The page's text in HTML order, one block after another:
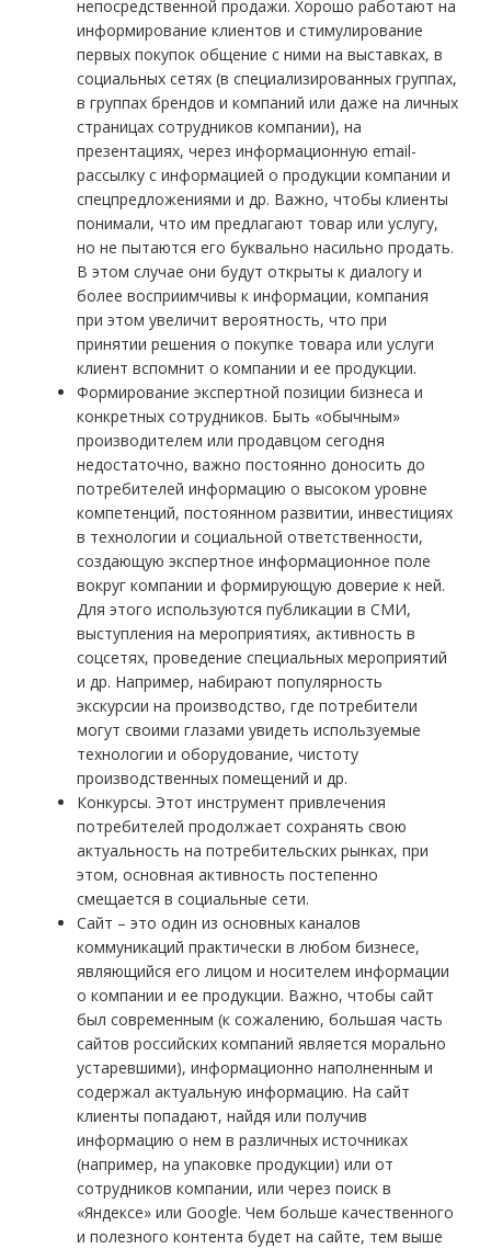
непосредственной продажи. Хорошо работают на
информирование клиентов и стимулирование
первых покупок общение с ними на выставках, в
социальных сетях (в специализированных группах,
в группах брендов и компаний или даже на личных
страницах сотрудников компании), на
презентациях, через информационную email-
рассылку с информацией о продукции компании и
спецпредложениями и др. Важно, чтобы клиенты
понимали, что им предлагают товар или услугу,
но не пытаются его буквально насильно продать.
В этом случае они будут открыты к диалогу и
более восприимчивы к информации, компания
при этом увеличит вероятность, что при
принятии решения о покупке товара или услуги
клиент вспомнит о компании и ее продукции.
Формирование экспертной позиции бизнеса и
конкретных сотрудников. Быть «обычным»
производителем или продавцом сегодня
недостаточно, важно постоянно доносить до
потребителей информацию о высоком уровне
компетенций, постоянном развитии, инвестициях
в технологии и социальной ответственности,
создающую экспертное информационное поле
вокруг компании и формирующую доверие к ней.
Для этого используются публикации в СМИ,
выступления на мероприятиях, активность в
соцсетях, проведение специальных мероприятий
и др. Например, набирают популярность
экскурсии на производство, где потребители
могут своими глазами увидеть используемые
технологии и оборудование, чистоту
производственных помещений и др.
Конкурсы. Этот инструмент привлечения
потребителей продолжает сохранять свою
актуальность на потребительских рынках, при
этом, основная активность постепенно
смещается в социальные сети.
Сайт – это один из основных каналов
коммуникаций практически в любом бизнесе,
являющийся его лицом и носителем информации
о компании и ее продукции. Важно, чтобы сайт
был современным (к сожалению, большая часть
сайтов российских компаний является морально
устаревшими), информационно наполненным и
содержал актуальную информацию. На сайт
клиенты попадают, найдя или получив
информацию о нем в различных источниках
(например, на упаковке продукции) или от
сотрудников компании, или через поиск в
«Яндексе» или Google. Чем больше качественного
и полезного контента будет на сайте, тем выше